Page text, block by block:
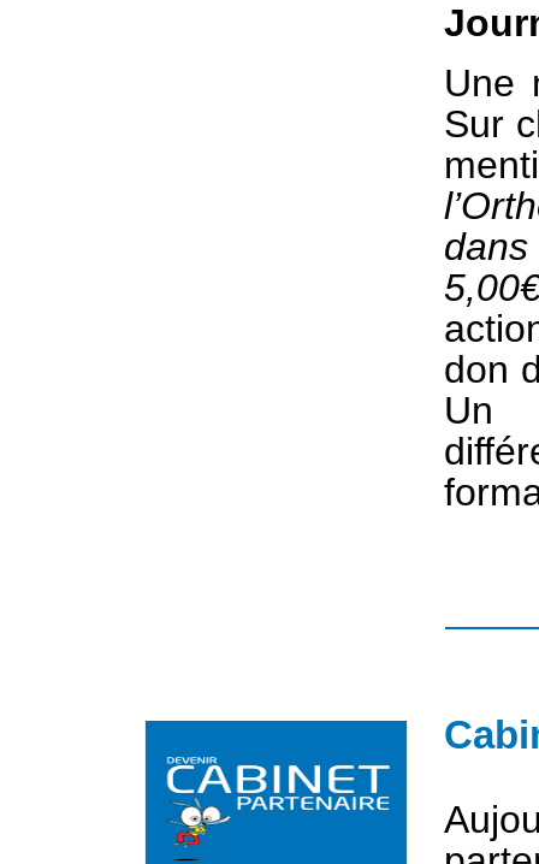
Une
Sur
don
Un